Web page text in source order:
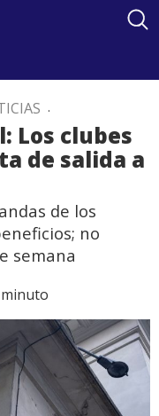
.
Los clubes
de salida a
de los
no
semana
minuto